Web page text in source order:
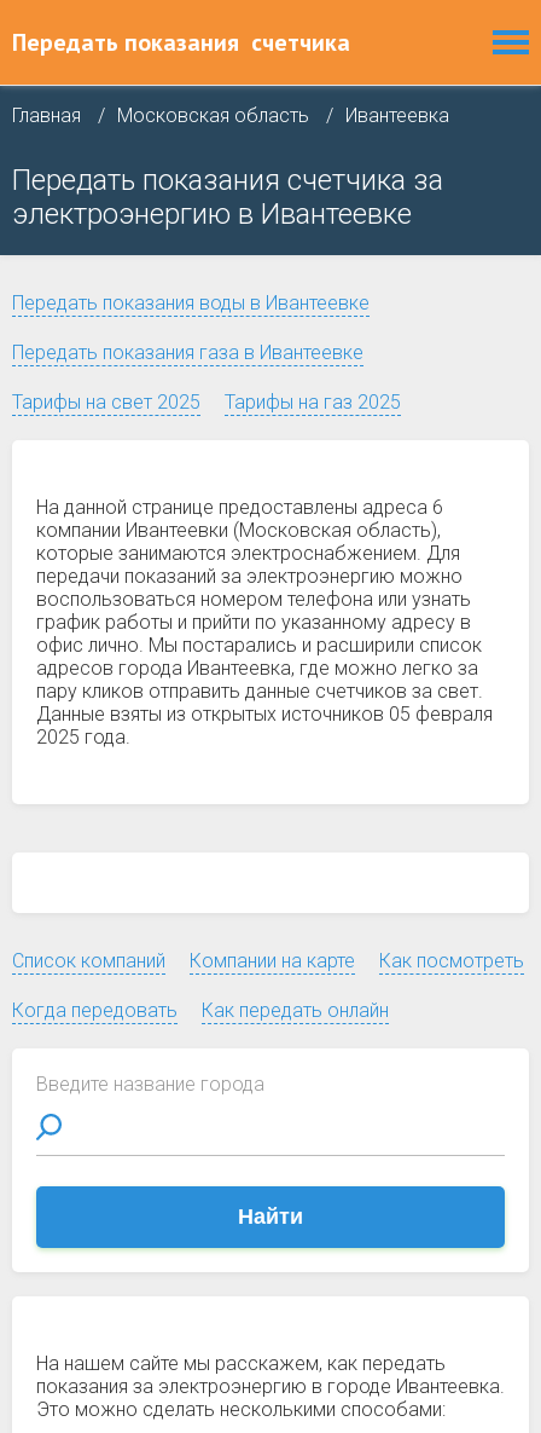
Передать показания счетчика
Главная Московская область Ивантеевка
Передать показания счетчика за
электроэнергию в Ивантеевке
Передать показания воды в Ивантеевке
Передать показания газа в Ивантеевке
Тарифы на свет 2025 Тарифы на газ 2025
На данной странице предоставлены адреса 6
компании Ивантеевки (Московская область),
которые занимаются электроснабжением. Для
передачи показаний за электроэнергию можно
воспользоваться номером телефона или узнать
график работы и прийти по указанному адресу в
офис лично. Мы постарались и расширили список
адресов города Ивантеевка, где можно легко за
пару кликов отправить данные счетчиков за свет.
Данные взяты из открытых источников 05 февраля
2025 года.
Список компаний Компании на карте Как посмотреть
Когда передовать Как передать онлайн
Введите название города
Найти
На нашем сайте мы расскажем, как передать
показания за электроэнергию в городе Ивантеевка.
Это можно сделать несколькими способами: